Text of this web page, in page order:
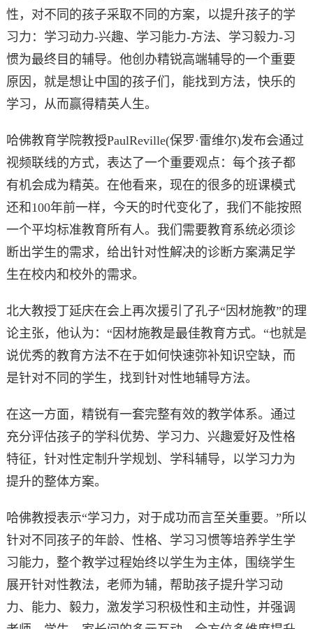
性，对不同的孩子采取不同的方案，以提升孩子的学
习力：学习动力-兴趣、学习能力-方法、学习毅力-习
惯为最终目的辅导。他创办精锐高端辅导的一个重要
原因，就是想让中国的孩子们，能找到方法，快乐的
学习，从而赢得精英人生。
哈佛教育学院教授PaulReville(保罗·雷维尔)发布会通过
视频联线的方式，表达了一个重要观点：每个孩子都
有机会成为精英。在他看来，现在的很多的班课模式
还和100年前一样，今天的时代变化了，我们不能按照
一个平均标准教育所有人。我们需要教育系统必须诊
断出学生的需求，给出针对性解决的诊断方案满足学
生在校内和校外的需求。
北大教授丁延庆在会上再次援引了孔子“因材施教”的理
论主张，他认为：“因材施教是最佳教育方式。“也就是
说优秀的教育方法不在于如何快速弥补知识空缺，而
是针对不同的学生，找到针对性地辅导方法。
在这一方面，精锐有一套完整有效的教学体系。通过
充分评估孩子的学科优势、学习力、兴趣爱好及性格
特征，针对性定制升学规划、学科辅导，以学习力为
提升的整体方案。
哈佛教授表示“学习力，对于成功而言至关重要。”所以
针对不同孩子的年龄、性格、学习习惯等培养学生学
习能力，整个教学过程始终以学生为主体，围绕学生
展开针对性教法，老师为辅，帮助孩子提升学习动
力、能力、毅力，激发学习积极性和主动性，并强调